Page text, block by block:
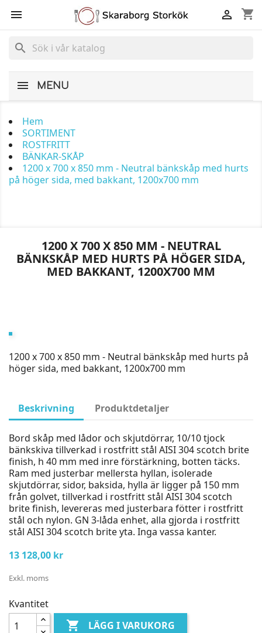
 shopping_cart

search
MENU
Hem
SORTIMENT
ROSTFRITT
BÄNKAR-SKÅP
1200 x 700 x 850 mm - Neutral bänkskåp med hurts
på höger sida, med bakkant, 1200x700 mm
1200 X 700 X 850 MM - NEUTRAL
BÄNKSKÅP MED HURTS PÅ HÖGER SIDA,
MED BAKKANT, 1200X700 MM
1200 x 700 x 850 mm - Neutral bänkskåp med hurts på
höger sida, med bakkant, 1200x700 mm
Beskrivning Produktdetaljer
Bord skåp med lådor och skjutdörrar, 10/10 tjock
bänkskiva tillverkad i rostfritt stål AISI 304 scotch brite
finish, h 40 mm med inre förstärkning, botten täcks.
Ram med justerbar mellersta hyllan, isolerade
skjutdörrar, sidor, baksida, hylla är ligger på 150 mm
från golvet, tillverkad i rostfritt stål AISI 304 scotch
brite finish, levereras med justerbara fötter i rostfritt
stål och nylon. GN 3-låda enhet, alla gjorda i rostfritt
stål AISI 304 scotch brite yta. Inga vassa kanter.
13 128,00 kr
Exkl. moms
Kvantitet
 LÄGG I VARUKORG